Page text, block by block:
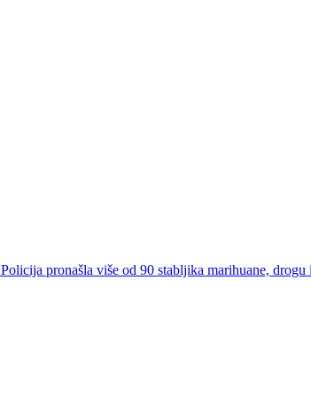
Policija pronašla više od 90 stabljika marihuane,